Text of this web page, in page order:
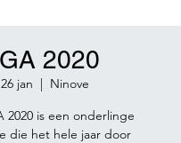
2020
jan
  |
Ninove
2020 is een onderlinge
die het hele jaar door